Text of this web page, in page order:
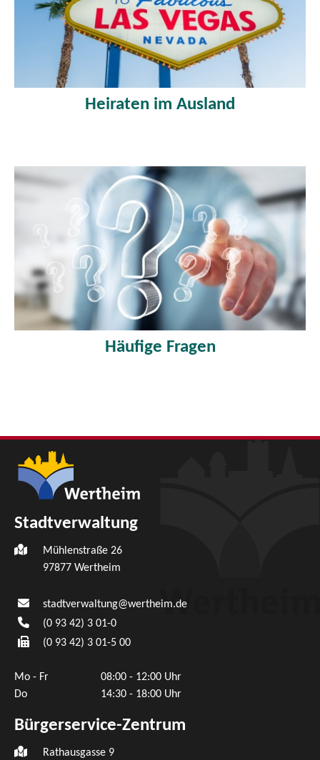
Heiraten im Ausland
Häufige Fragen
Stadtverwaltung
Mühlenstraße 26
97877 Wertheim
stadtverwaltung@wertheim.de
(0 93 42) 3 01-0
(0 93 42) 3 01-5 00
Mo - Fr
08:00 - 12:00 Uhr
Do
14:30 - 18:00 Uhr
Bürgerservice-Zentrum
Rathausgasse 9